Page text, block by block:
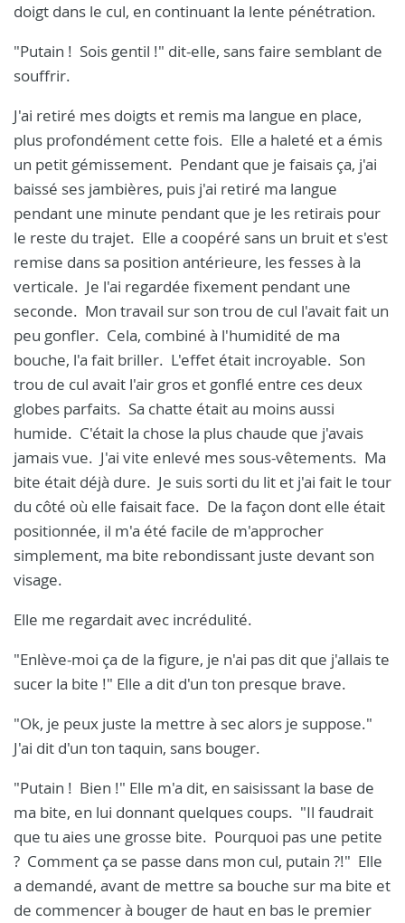
doigt dans le cul, en continuant la lente pénétration.
"Putain ! Sois gentil !" dit-elle, sans faire semblant de
souffrir.
J'ai retiré mes doigts et remis ma langue en place,
plus profondément cette fois. Elle a haleté et a émis
un petit gémissement. Pendant que je faisais ça, j'ai
baissé ses jambières, puis j'ai retiré ma langue
pendant une minute pendant que je les retirais pour
le reste du trajet. Elle a coopéré sans un bruit et s'est
remise dans sa position antérieure, les fesses à la
verticale. Je l'ai regardée fixement pendant une
seconde. Mon travail sur son trou de cul l'avait fait un
peu gonfler. Cela, combiné à l'humidité de ma
bouche, l'a fait briller. L'effet était incroyable. Son
trou de cul avait l'air gros et gonflé entre ces deux
globes parfaits. Sa chatte était au moins aussi
humide. C'était la chose la plus chaude que j'avais
jamais vue. J'ai vite enlevé mes sous-vêtements. Ma
bite était déjà dure. Je suis sorti du lit et j'ai fait le tour
du côté où elle faisait face. De la façon dont elle était
positionnée, il m'a été facile de m'approcher
simplement, ma bite rebondissant juste devant son
visage.
Elle me regardait avec incrédulité.
"Enlève-moi ça de la figure, je n'ai pas dit que j'allais te
sucer la bite !" Elle a dit d'un ton presque brave.
"Ok, je peux juste la mettre à sec alors je suppose."
J'ai dit d'un ton taquin, sans bouger.
"Putain ! Bien !" Elle m'a dit, en saisissant la base de
ma bite, en lui donnant quelques coups. "Il faudrait
que tu aies une grosse bite. Pourquoi pas une petite
? Comment ça se passe dans mon cul, putain ?!" Elle
a demandé, avant de mettre sa bouche sur ma bite et
de commencer à bouger de haut en bas le premier